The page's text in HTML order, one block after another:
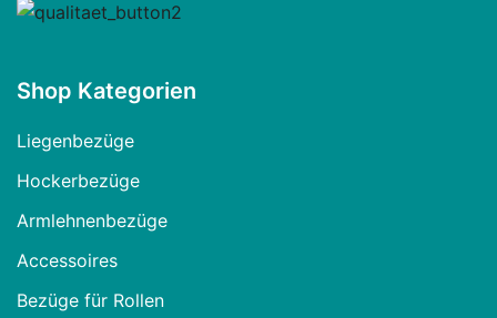
Shop Kategorien
Liegenbezüge
Hockerbezüge
Armlehnenbezüge
Accessoires
Bezüge für Rollen